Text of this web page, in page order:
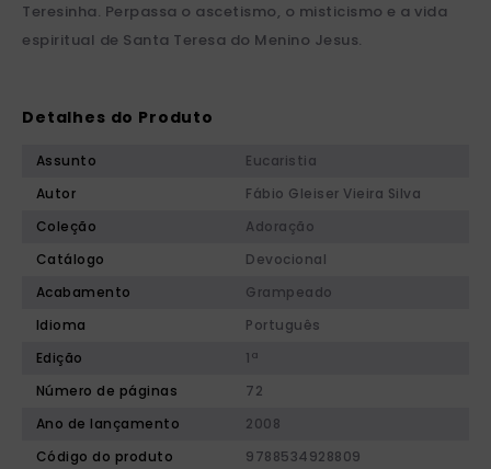
Teresinha. Perpassa o ascetismo, o misticismo e a vida
espiritual de Santa Teresa do Menino Jesus.
Detalhes do Produto
Assunto
Eucaristia
Autor
Fábio Gleiser Vieira Silva
Coleção
Adoração
Catálogo
Devocional
Acabamento
Grampeado
Idioma
Português
Edição
1ª
Número de páginas
72
Ano de lançamento
2008
Código do produto
9788534928809